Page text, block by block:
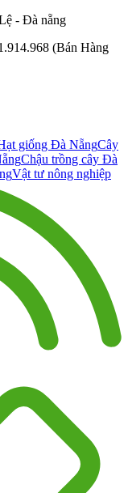
- Đà nẵng
(Bán Hàng
giống Đà NẵngCây
Chậu trồng cây Đà
Vật tư nông nghiệp